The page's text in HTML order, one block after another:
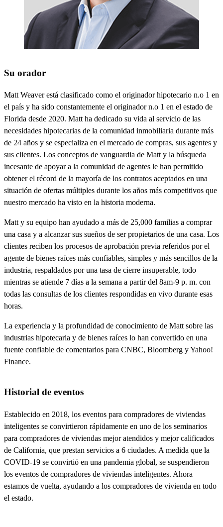
Su orador
Matt Weaver está clasificado como el originador hipotecario n.o 1 en
el país y ha sido constantemente el originador n.o 1 en el estado de
Florida desde 2020. Matt ha dedicado su vida al servicio de las
necesidades hipotecarias de la comunidad inmobiliaria durante más
de 24 años y se especializa en el mercado de compras, sus agentes y
sus clientes. Los conceptos de vanguardia de Matt y la búsqueda
incesante de apoyar a la comunidad de agentes le han permitido
obtener el récord de la mayoría de los contratos aceptados en una
situación de ofertas múltiples durante los años más competitivos que
nuestro mercado ha visto en la historia moderna.
Matt y su equipo han ayudado a más de 25,000 familias a comprar
una casa y a alcanzar sus sueños de ser propietarios de una casa. Los
clientes reciben los procesos de aprobación previa referidos por el
agente de bienes raíces más confiables, simples y más sencillos de la
industria, respaldados por una tasa de cierre insuperable, todo
mientras se atiende 7 días a la semana a partir del 8am-9 p. m. con
todas las consultas de los clientes respondidas en vivo durante esas
horas.
La experiencia y la profundidad de conocimiento de Matt sobre las
industrias hipotecaria y de bienes raíces lo han convertido en una
fuente confiable de comentarios para CNBC, Bloomberg y Yahoo!
Finance.
Historial de eventos
Establecido en 2018, los eventos para compradores de viviendas
inteligentes se convirtieron rápidamente en uno de los seminarios
para compradores de viviendas mejor atendidos y mejor calificados
de California, que prestan servicios a 6 ciudades. A medida que la
COVID-19 se convirtió en una pandemia global, se suspendieron
los eventos de compradores de viviendas inteligentes. Ahora
estamos de vuelta, ayudando a los compradores de vivienda en todo
el estado.